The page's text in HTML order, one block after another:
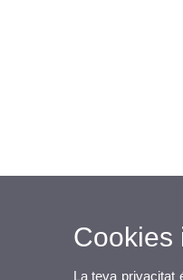
Cookies
La teva privacitat